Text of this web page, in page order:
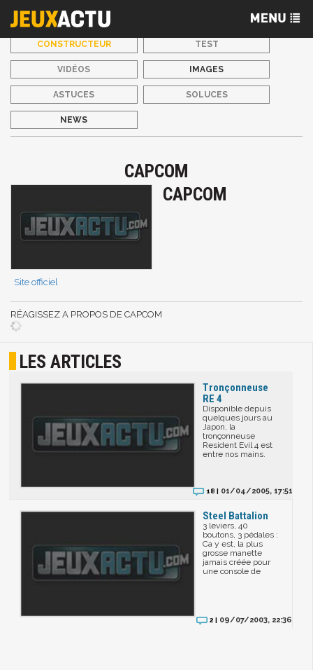
CONSTRUCTEUR TEST
VIDÉOS IMAGES
ASTUCES SOLUCES
NEWS
CAPCOM
CAPCOM
Site officiel
RÉAGISSEZ A PROPOS DE CAPCOM
LES ARTICLES
Tronçonneuse
RE 4
Disponible depuis
quelques jours au
Japon, la
tronçonneuse
Resident Evil 4 est
entre nos mains.
18 | 01/04/2005, 17:51
Steel Battalion
3 leviers, 40
boutons, 3 pédales :
Ca y est, la plus
grosse manette
jamais créée pour
une console de
2 |09/07/2003, 22:36